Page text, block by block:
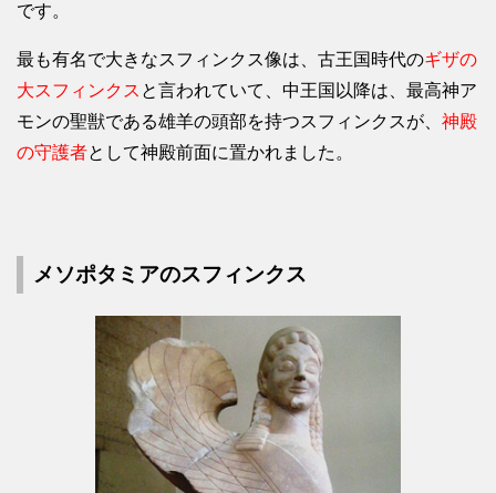
です。
最も有名で大きなスフィンクス像は、古王国時代のギザの
大スフィンクス と言われていて、中王国以降は、最高神ア
モンの聖獣である雄羊の頭部を持つスフィンクスが、 神殿
の守護者として神殿前面に置かれました。
メソポタミアのスフィンクス